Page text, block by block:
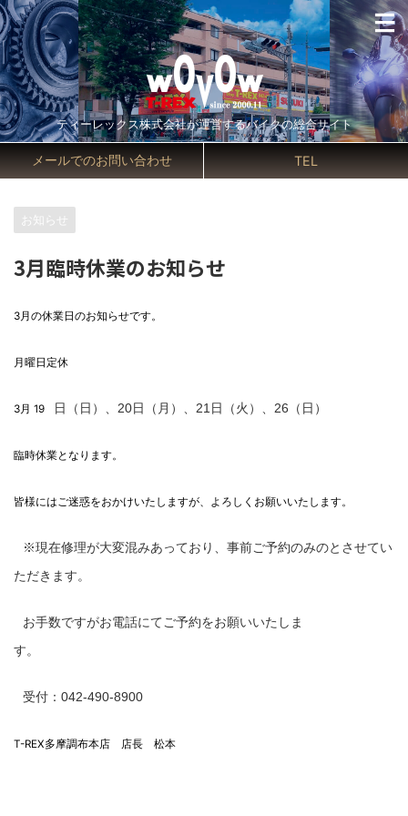
ティーレックス株式会社が運営するバイクの総合サイト
メールでのお問い合わせ TEL
お知らせ
3月臨時休業のお知らせ
3月の休業日のお知らせです。
月曜日定休
3月 19 日（日）、20日（月）、21日（火）、26（日）
臨時休業となります。
皆様にはご迷惑をおかけいたしますが、 よろしくお願いいたします。
※現在修理が大変混みあっており、事前ご予約のみのとさせてい
ただきます。
お手数ですがお電話にてご予約をお願いいたしま
す。
受付：042-490-8900
T-REX多摩調布本店 店長 松本